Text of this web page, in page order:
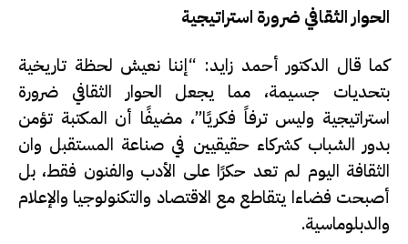
الحوار الثقافي ضرورة استراتيجية
كما قال الدكتور أحمد زايد: “إننا نعيش لحظة تاريخية
بتحديات جسيمة، مما يجعل الحوار الثقافي ضرورة
استراتيجية وليس ترفاً فكريًا”، مضيفًا أن المكتبة تؤمن
بدور الشباب كشركاء حقيقيين في صناعة المستقبل وان
الثقافة اليوم لم تعد حكرًا على الأدب والفنون فقط، بل
أصبحت فضاءا يتقاطع مع الاقتصاد والتكنولوجيا والإعلام
والدبلوماسية.